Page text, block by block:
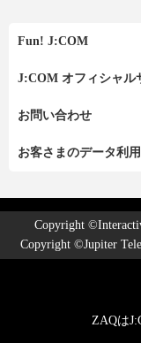
Fun! J:COM
J:COM オフィシャル
お問い合わせ
お客さまのデータ利
Copyright
Copyright ©Jupiter
ZAQは